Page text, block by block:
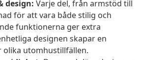
design: Varje del, från armstöd till
för att vara både stilig och
funktionerna ger extra
designen skapar en
utomhustillfällen.